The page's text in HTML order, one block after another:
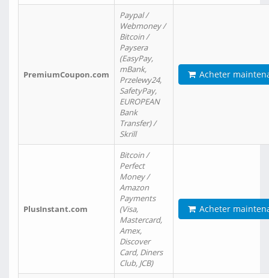
PremiumCoupon.com
Paypal /
Webmoney /
Bitcoin /
Paysera
(EasyPay,
mBank,
Przelewy24,
SafetyPay,
EUROPEAN
Bank
Transfer) /
Skrill
Acheter
PlusInstant.com
Bitcoin /
Perfect
Money /
Amazon
Payments
(Visa,
Mastercard,
Amex,
Discover
Card, Diners
Club, JCB)
Acheter